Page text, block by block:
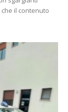
il contenuto